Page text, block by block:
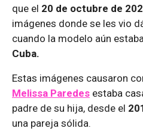
que el 20 de octubre de
imágenes donde se les vio
cuando la modelo aún
Cuba.
Estas imágenes causaron
Melissa Paredes estaba
padre de su hija, desde el
una pareja sólida.